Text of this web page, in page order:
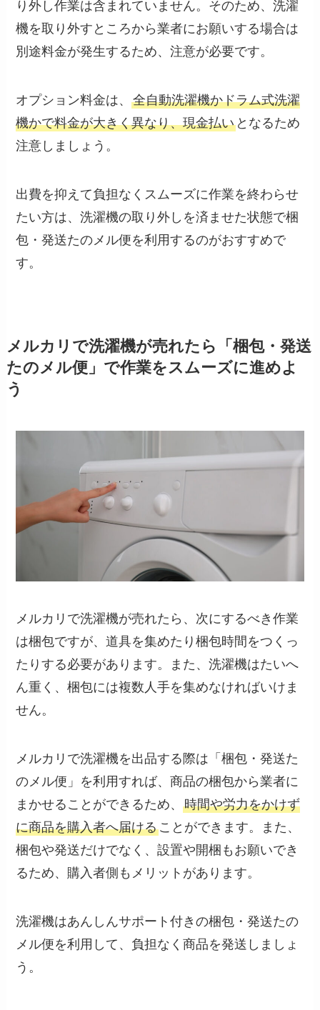
り外し作業は含まれていません。そのため、洗濯
機を取り外すところから業者にお願いする場合は
別途料金が発生するため、注意が必要です。
オプション料金は、全自動洗濯機かドラム式洗濯
機かで料金が大きく異なり、現金払い となるため
注意しましょう。
出費を抑えて負担なくスムーズに作業を終わらせ
たい方は、洗濯機の取り外しを済ませた状態で梱
包・発送たのメル便を利用するのがおすすめで
す。
メルカリで洗濯機が売れたら「梱包・発送
たのメル便」で作業をスムーズに進めよ
う
メルカリで洗濯機が売れたら、次にするべき作業
は梱包ですが、道具を集めたり梱包時間をつくっ
たりする必要があります。また、洗濯機はたいへ
ん重く、梱包には複数人手を集めなければいけま
せん。
メルカリで洗濯機を出品する際は「梱包・発送た
のメル便」を利用すれば、商品の梱包から業者に
まかせることができるため、時間や労力をかけず
に商品を購入者へ届けることができます。また、
梱包や発送だけでなく、設置や開梱もお願いでき
るため、購入者側もメリットがあります。
洗濯機はあんしんサポート付きの梱包・発送たの
メル便を利用して、負担なく商品を発送しましょ
う。